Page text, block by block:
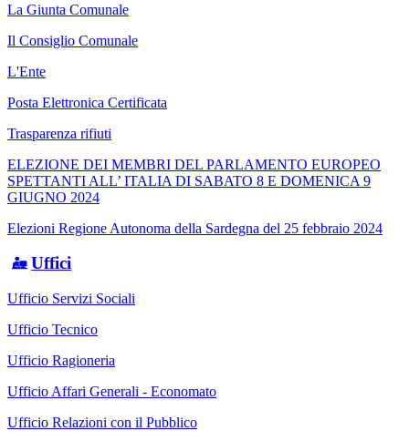
La Giunta Comunale
Il Consiglio Comunale
L'Ente
Posta Elettronica Certificata
Trasparenza rifiuti
ELEZIONE DEI MEMBRI DEL PARLAMENTO EUROPEO
SPETTANTI ALL’ ITALIA DI SABATO 8 E DOMENICA 9
GIUGNO 2024
Elezioni Regione Autonoma della Sardegna del 25 febbraio 2024
Uffici
Ufficio Servizi Sociali
Ufficio Tecnico
Ufficio Ragioneria
Ufficio Affari Generali - Economato
Ufficio Relazioni con il Pubblico